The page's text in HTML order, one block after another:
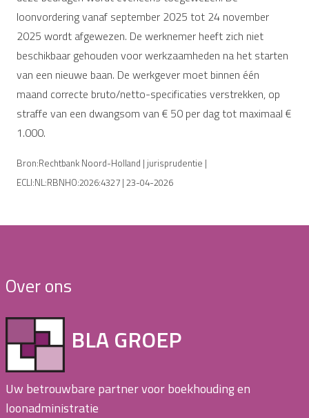
loonvordering vanaf september 2025 tot 24 november
2025 wordt afgewezen. De werknemer heeft zich niet
beschikbaar gehouden voor werkzaamheden na het starten
van een nieuwe baan. De werkgever moet binnen één
maand correcte bruto/netto-specificaties verstrekken, op
straffe van een dwangsom van € 50 per dag tot maximaal €
1.000.
Bron:Rechtbank Noord-Holland | jurisprudentie |
ECLI:NL:RBNHO:2026:4327 | 23-04-2026
Over ons
BLA GROEP
Uw betrouwbare partner voor boekhouding en
loonadministratie